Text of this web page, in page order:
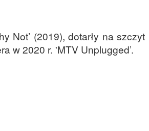
Not’ (2019), dotarły na szczyt
w 2020 r. 'MTV Unplugged’.